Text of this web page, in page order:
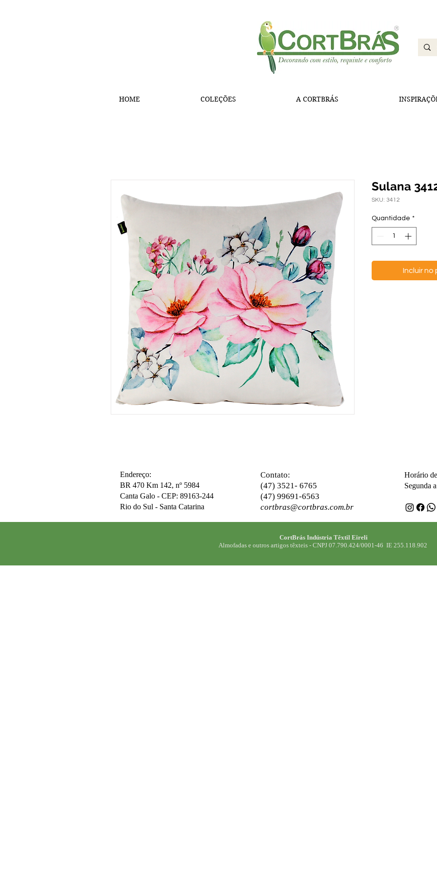
HOME COLEÇÕES A CORTBRÁS
Sulana
SKU: 3412
Quantidade *
Incluir
Endereço:
BR 470 Km 142, nº 5984
Canta Galo - CEP: 89163-244
Rio do Sul - Santa Catarina
Contato:
(47) 3521- 6765
(47) 99691-6563
cortbras@cortbras.com.br
Horário
Segunda
CortBrás Indústria Têxtil Eireli
Almofadas e outros artigos têxteis - CNPJ 07.790.424/0001-46 IE 255.118.902